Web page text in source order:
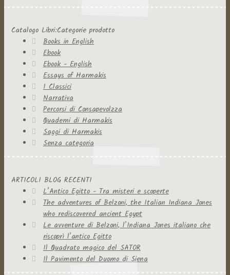
Catalogo Libri:Categorie prodotto
Books in English
Ebook
Ebook - English
Essays of Harmakis
I Classici
Narrativa
Percorsi di Consapevolzza
Quaderni di Harmakis
Saggi di Harmakis
Senza categoria
ARTICOLI BLOG RECENTI
L’Antico Egitto - Tra misteri e scoperte
The adventures of Belzoni, the Italian Indiana Jones
who rediscovered ancient Egypt
Le avventure di Belzoni, l’Indiana Jones italiano che
riscoprì l’antico Egitto
Il Quadrato magico del SATOR
Il Pavimento del Duomo di Siena